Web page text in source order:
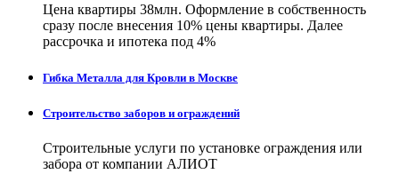
Цена квартиры 38млн. Оформление в собственность
сразу после внесения 10% цены квартиры. Далее
рассрочка и ипотека под 4%
Гибка Металла для Кровли в Москве
Строительство заборов и ограждений
Строительные услуги по установке ограждения или
забора от компании АЛИОТ